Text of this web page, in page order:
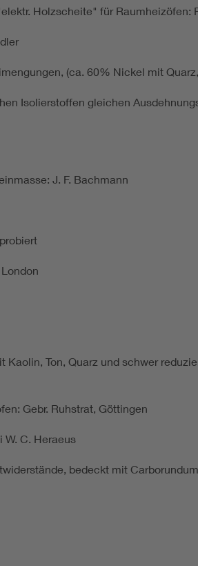
Holzscheite" für Raumheizöfen:
(ca. 60% Nickel mit
Isolierstoffen gleichen
J. F. Bachmann
Ton, Quarz und schwer
Gebr. Ruhstrat, Göttingen
W. C. Heraeus
bedeckt mit